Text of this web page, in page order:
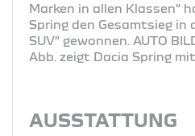
Marken in allen Klassen“
Spring den Gesamtsieg in
SUV“ gewonnen. AUTO
Abb. zeigt Dacia Spring
AUSSTATTUNG